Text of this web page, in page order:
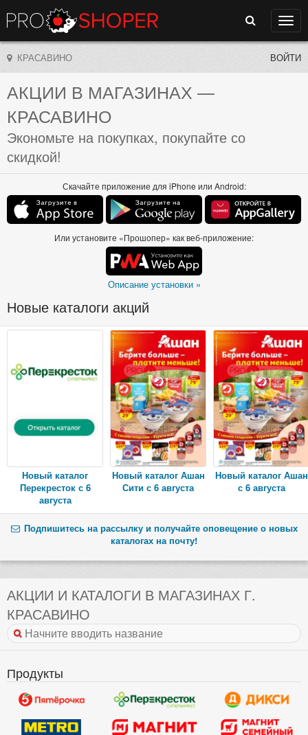
Поиск
КРАСАВИНО ВОЙТИ
АКЦИИ В МАГАЗИНАХ —
КРАСАВИНО
Экономьте на покупках, покупайте со
скидкой!
Скачайте приложение для iPhone или Android:
Или установите «Прошопер» как веб-приложение:
Описание установки »
Новые каталоги акций
Новый каталог
Перекресток с 6
августа
Новый каталог Ашан
Сити с 6 августа
Новый каталог Ашан
с 6 августа
Подпишитесь на рассылку и получайте оповещение о новых
каталогах на почту!
АКЦИИ И КАТАЛОГИ В МАГАЗИНАХ Г.
КРАСАВИНО
Продукты